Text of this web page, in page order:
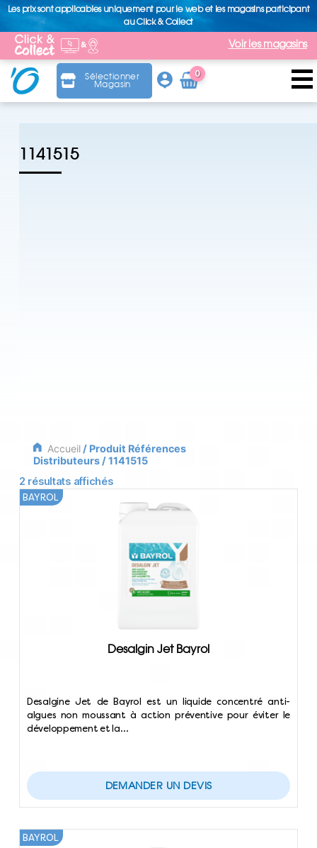
Les prix sont applicables uniquement pour le web et les magasins participant
au Click & Collect
Voir les magasins
Sélectionner
Magasin
0
Arti
cle
1141515
Accueil/ Produit Références
Distributeurs / 1141515
2 résultats affichés
Desalgin Jet Bayrol
BAYROL
Desalgine Jet de Bayrol est un liquide concentré anti-
algues non moussant à action préventive pour éviter le
développement et la…
DEMANDER UN DEVIS
BAYROL